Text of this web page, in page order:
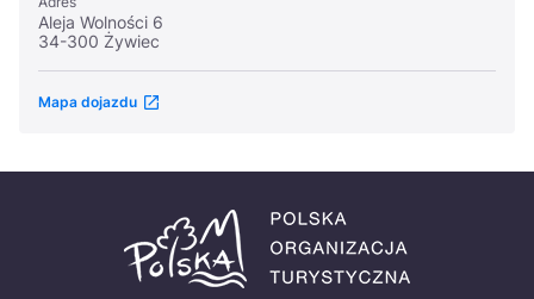
Aleja Wolności 6
34-300 Żywiec
Mapa dojazdu